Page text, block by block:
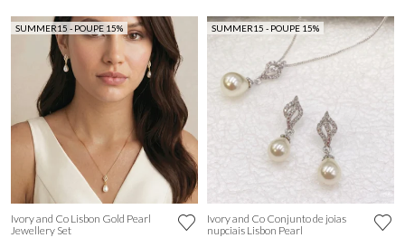
SUMMER15 - POUPE 15%
Ivory and Co Lisbon Gold Pearl
Jewellery Set
SUMMER15 - POUPE 15%
Ivory and Co Conjunto de joias
nupciais Lisbon Pearl